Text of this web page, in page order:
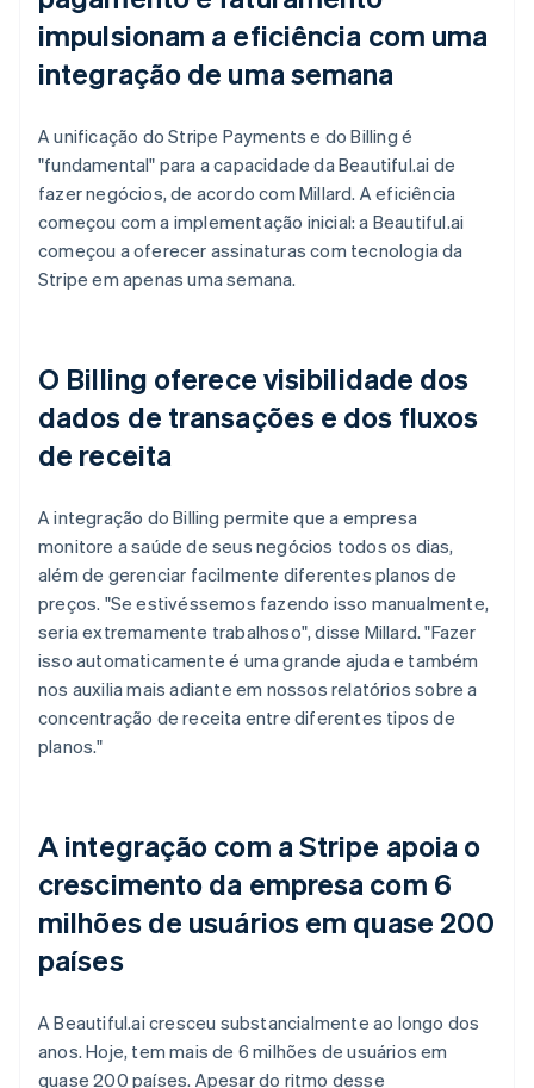
impulsionam a eficiência com uma
integração de uma semana
A unificação do Stripe Payments e do Billing é
"fundamental" para a capacidade da Beautiful.ai de
fazer negócios, de acordo com Millard. A eficiência
começou com a implementação inicial: a Beautiful.ai
começou a oferecer assinaturas com tecnologia da
Stripe em apenas uma semana.
O Billing oferece visibilidade dos
dados de transações e dos fluxos
de receita
A integração do Billing permite que a empresa
monitore a saúde de seus negócios todos os dias,
além de gerenciar facilmente diferentes planos de
preços. "Se estivéssemos fazendo isso manualmente,
seria extremamente trabalhoso", disse Millard. "Fazer
isso automaticamente é uma grande ajuda e também
nos auxilia mais adiante em nossos relatórios sobre a
concentração de receita entre diferentes tipos de
planos."
A integração com a Stripe apoia o
crescimento da empresa com 6
milhões de usuários em quase 200
países
A Beautiful.ai cresceu substancialmente ao longo dos
anos. Hoje, tem mais de 6 milhões de usuários em
quase 200 países. Apesar do ritmo desse